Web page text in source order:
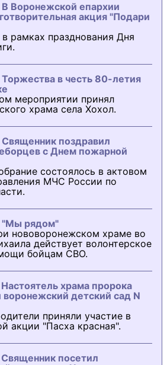
Воронежской епархии
акция "Подари
рамках празднования Дня
в честь 80-летия
мероприятии принял
храма села Хохол.
поздравил
с Днем пожарной
состоялось в актовом
МЧС России по
"Мы рядом"
нововоронежском храме во
действует волонтерское
бойцам СВО.
храма пророка
детский сад N
приняли участие в
акции "Пасха красная".
посетил